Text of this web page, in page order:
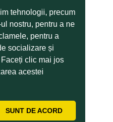
tehnologii, precum
nostru, pentru a ne
pentru a
socializare și
clic mai jos
acestei
SUNT DE ACORD
R
S
EVOCLEAN